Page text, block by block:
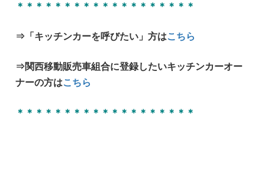
＊＊＊＊＊＊＊＊＊＊＊＊＊＊＊＊＊＊＊
⇒「キッチンカーを呼びたい」方はこちら
⇒関西移動販売車組合に登録したいキッチンカーオー
ナーの方はこちら
＊＊＊＊＊＊＊＊＊＊＊＊＊＊＊＊＊＊＊